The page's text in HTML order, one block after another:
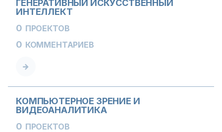
ГЕНЕРАТИВНЫЙ ИСКУССТВЕННЫЙ
ИНТЕЛЛЕКТ
0 ПРОЕКТОВ
0 КОММЕНТАРИЕВ
КОМПЬЮТЕРНОЕ ЗРЕНИЕ И
ВИДЕОАНАЛИТИКА
0 ПРОЕКТОВ